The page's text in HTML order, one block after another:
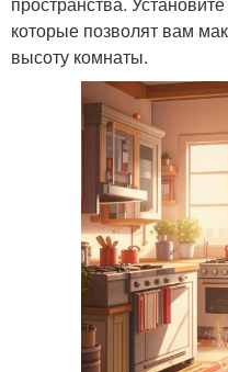
которые позволят вам
высоту комнаты.